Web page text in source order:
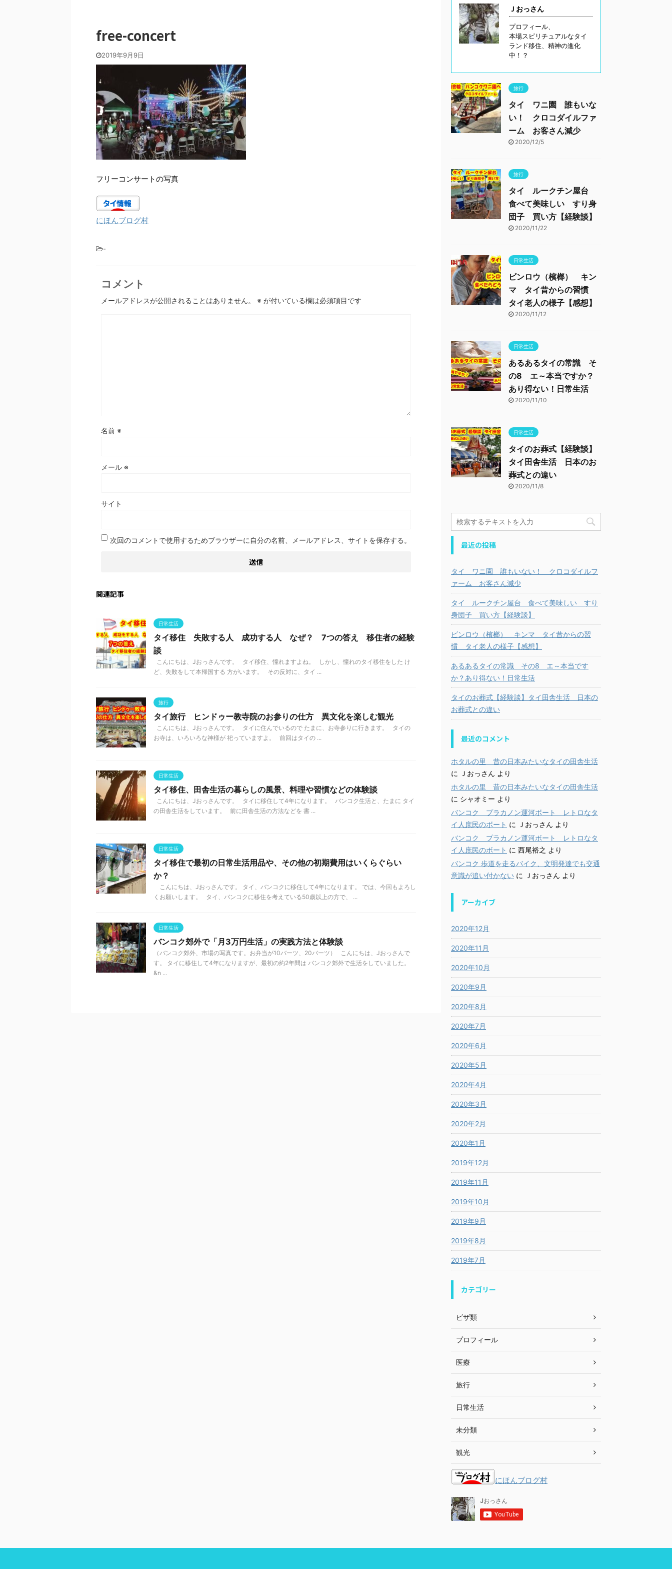
free-concert
2019年9月9日
フリーコンサートの写真
にほんブログ村
-
コメント
メールアドレスが公開されることはありません。 ※ が付いている欄は必須項目です
名前 ※
メール ※
サイト
次回のコメントで使用するためブラウザーに自分の名前、メールアドレス、サイトを保存する。
関連記事
日常生活
タイ移住 失敗する人 成功する人 なぜ？ 7つの答え 移住者の経験
談
こんにちは、Jおっさんです。 タイ移住、憧れますよね。 しかし、憧れのタイ移住をした け
ど、失敗をして本帰国する 方がいます。 その反対に、タイ ...
旅行
タイ旅行 ヒンドゥー教寺院のお参りの仕方 異文化を楽しむ観光
こんにちは、Jおっさんです。 タイに住んでいるので たまに、お寺参りに行きます。 タイの
お寺は、いろいろな神様が 祀っていますよ。 前回はタイの ...
日常生活
タイ移住、田舎生活の暮らしの風景、料理や習慣などの体験談
こんにちは、Jおっさんです。 タイに移住して4年になります。 バンコク生活と、たまに タイ
の田舎生活をしています。 前に田舎生活の方法などを 書 ...
日常生活
タイ移住で最初の日常生活用品や、その他の初期費用はいくらぐらい
か？
こんにちは、Jおっさんです。 タイ、バンコクに移住して4年になります。 では、今回もよろし
くお願いします。 タイ、バンコクに移住を考えている50歳以上の方で、 ...
日常生活
バンコク郊外で「月3万円生活」の実践方法と体験談
（バンコク郊外、市場の写真です。お弁当が10バーツ、20バーツ） こんにちは、Jおっさんで
す。 タイに移住して4年になりますが、最初の約2年間は バンコク郊外で生活をしていました。
&n ...
Ｊおっさん
プロフィール、
本場スピリチュアルなタイ
ランド移住、精神の進化
中！？
旅行
タイ ワニ園 誰もいな
い！ クロコダイルファ
ーム お客さん減少
2020/12/5
旅行
タイ ルークチン屋台
食べて美味しい すり身
団子 買い方【経験談】
2020/11/22
日常生活
ビンロウ（檳榔） キン
マ タイ昔からの習慣
タイ老人の様子【感想】
2020/11/12
日常生活
あるあるタイの常識 そ
の8 エ～本当ですか？
あり得ない！日常生活
2020/11/10
日常生活
タイのお葬式【経験談】
タイ田舎生活 日本のお
葬式との違い
2020/11/8
最近の投稿
タイ ワニ園 誰もいない！ クロコダイルフ
ァーム お客さん減少
タイ ルークチン屋台 食べて美味しい すり
身団子 買い方【経験談】
ビンロウ（檳榔） キンマ タイ昔からの習
慣 タイ老人の様子【感想】
あるあるタイの常識 その8 エ～本当です
か？あり得ない！日常生活
タイのお葬式【経験談】タイ田舎生活 日本の
お葬式との違い
最近のコメント
ホタルの里 昔の日本みたいなタイの田舎生活
に
Ｊおっさん より
ホタルの里 昔の日本みたいなタイの田舎生活
に シャオミー より
バンコク プラカノン運河ボート レトロなタ
イ人庶民のボート に Ｊおっさん より
バンコク プラカノン運河ボート レトロなタ
イ人庶民のボート に 西尾裕之 より
バンコク 歩道を走るバイク、文明発達でも交通
意識が追い付かない に Ｊおっさん より
アーカイブ
2020年12月
2020年11月
2020年10月
2020年9月
2020年8月
2020年7月
2020年6月
2020年5月
2020年4月
2020年3月
2020年2月
2020年1月
2019年12月
2019年11月
2019年10月
2019年9月
2019年8月
2019年7月
カテゴリー
ビザ類
プロフィール
医療
旅行
日常生活
未分類
観光
にほんブログ村